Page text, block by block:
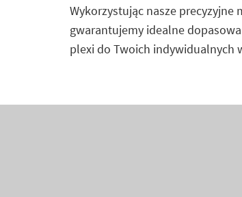
Wykorzystując nasze precyzyjne
gwarantujemy idealne
plexi do Twoich indywidualnych